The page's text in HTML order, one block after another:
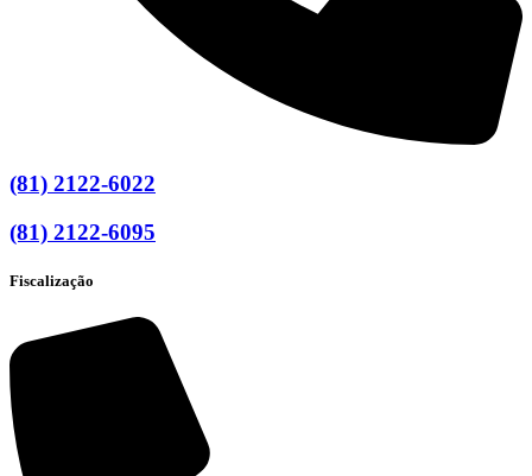
(81) 2122-6022
(81) 2122-6095
Fiscalização